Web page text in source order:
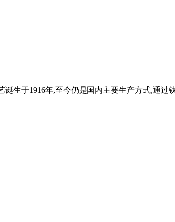
生于1916年,至今仍是国内主要生产方式,通过